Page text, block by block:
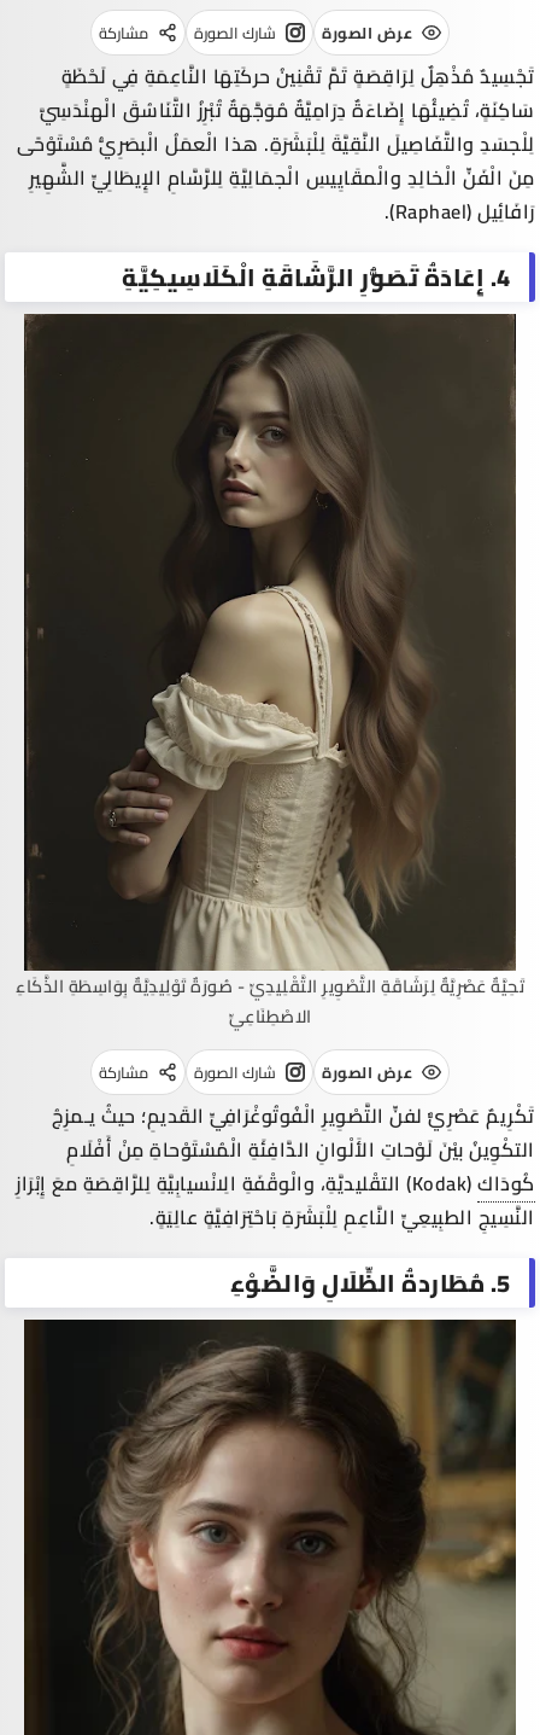
عرض الصورة شارك الصورة مشاركة
تَجْسِيدٌ مُذْهِلٌ لِرَاقِصَةٍ تَمَّ تَقْنِينُ حركَتِهَا النَّاعِمَةِ فِي لَحْظَةٍ
سَاكِنَةٍ، تُضِيئُهَا إِضَاءَةٌ دِرَامِيَّةٌ مُوَجَّهَةٌ تُبْرِزُ التَّنَاسُقَ الْهنْدَسِيَّ
لِلْجسَدِ والتَّفَاصِيلَ النَّقِيَّةَ لِلْبَشَرَةِ. هذا الْعمَلُ الْبصَرِيُّ مُسْتَوْحًى
مِنَ الْفَنِّ الْخالِدِ والْمقَايِيسِ الْجمَالِيَّةِ لِلرَّسَّامِ الإِيطَالِيِّ الشَّهِيرِ
رَافَائِيل(
Raphael
).
4. إِعَادَةُ تَصَوُّرِ الرَّشَاقَةِ الْكَلَاسِيكِيَّةِ
تَحِيَّةٌ عَصْرِيَّةٌ لِرَشَاقَةِ التَّصْوِيرِ التَّقْلِيدِيِّ - صُورَةٌ تَوْلِيدِيَّةٌ بِوَاسِطَةِ الذَّكَاءِ
الاصْطِنَاعِيِّ
عرض الصورة شارك الصورة مشاركة
تَكْرِيمٌ عَصْرِيٌّ لفنِّ التَّصْوِيرِ الْفُوتُوغْرَافِيِّ القَديمِ؛ حيثُ يـمزِجُ
التكْوِينُ بيْنَ لَوْحاتِ الأَلْوانِ الدَّافِئَةِ الْمُسْتَوْحاةِ مِنْ أَفْلَامِ
كُودَاك(
Kodak) التقْليديَّةِ، والْوقْفَةِ الِانْسيابِيَّةِ لِلرَّاقِصَةِ معَ إِبْرَازِ
النَّسِيجِ الطبِيعِيِّ النَّاعِمِ لِلْبَشَرَةِ بَاحْتِرَافِيَّةٍ عالِيَةٍ.
5. مُطَاردةُ الظِّلَالِ وَالضَّوْءِ